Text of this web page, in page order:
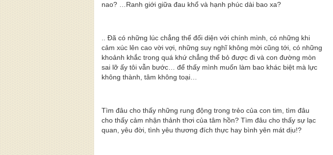
nao? …Ranh giới giữa đau khổ và hạnh phúc dài bao xa?
.. Đã có những lúc chẳng thể đối diện với chính mình, có những khi
cảm xúc lên cao vời vợi, những suy nghĩ không mời cũng tới, có những
khoảnh khắc trong quá khứ chẳng thể bỏ được đi và con đường mòn
sai lỡ ấy tôi vẫn bước… để thấy mình muốn làm bao khác biệt mà lực
không thành, tâm không toại…
Tìm đâu cho thấy những rung động trong trẻo của con tim, tìm đâu
cho thấy cảm nhận thảnh thơi của tâm hồn? Tìm đâu cho thấy sự lạc
quan, yêu đời, tình yêu thương đích thực hay bình yên mát dịu!?